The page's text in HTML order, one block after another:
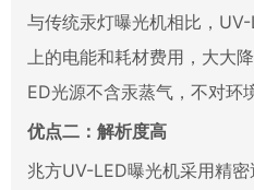
与传统汞灯曝光机相比，
上的电能和耗材费用，大大
ED光源不含汞蒸气，不对环
优点二：解析度高
兆方UV-LED曝光机采用精